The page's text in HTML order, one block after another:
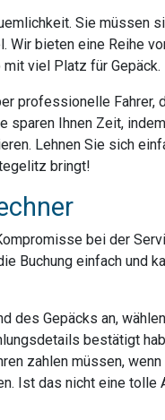
Sie müssen
bieten eine Reihe
mit viel Platz für Gepäck.
professionelle Fahrer,
sparen Ihnen Zeit,
Lehnen Sie sich
bringt!
bei der
Buchung einfach und
Gepäcks an,
bestätigt
zahlen müssen, wenn
Ist das nicht eine tolle